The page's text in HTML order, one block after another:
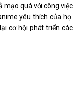
mạo quá với công việc
yêu thích của họ.
cơ hội phát triển các